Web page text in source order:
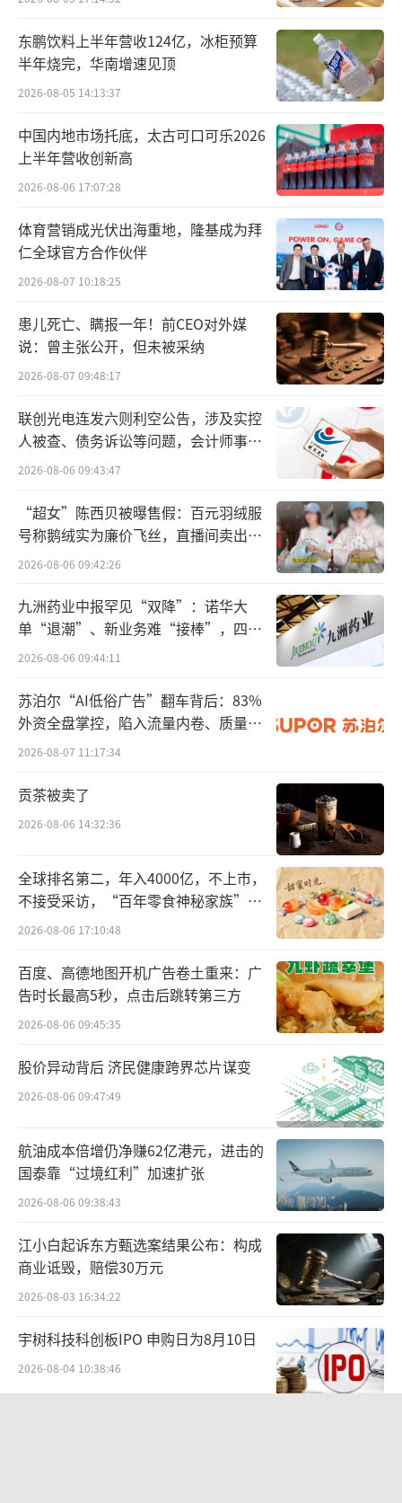
同日，天津市也发布优化房地产调控政策
通知，依据新政，天津户籍居民在天津市内六
区购买单套120平方米以上新建商品住房的，不
再核验购房资格。此外，通知还明确了京津冀
购房同权，即北京市、河北省户籍居民和在北
京市、河北省就业人员在津购买住房的，享受
5月3日，上海市房地产行业协会、上海市
房地产经纪行业协会联合倡议在本市发起商品
住房“以旧换新”活动，将通过“以旧换
新”新模式，为居民置换住房提供更多服务，
支持居民合理的梯度置业需求。
随后，一日两热点城市松绑购房政策引发
热议。
5月6日，武汉发布通知指出，在武汉市仅
有一套住房且正挂牌出售的家庭，办理新购一
套个人商业性住房贷款时认定为首套住房。这
是继广州后的第二个城市，将家庭首套住房贷
款套数认定标准挂钩挂牌出售。
同日稍晚，深圳市发布优化房地产政策通
知，对该市非独生子女户籍居民家庭分区松绑
住房限购政策。同时，非该市户籍居民家庭及
成年单身人士（含离异）购房的个人所得税、
社会保险的缴交年限也分区放开。
5月9日，杭州全面取消住房限购，在本市
范围内购买住房，不再审核购房资格；西安全
面取消住房限购措施，居民家庭在全市范围内
购买新建商品住房、二手住房不再审核购房资
格。
除此之外，此前有长沙、南京、成都、青
岛、郑州、惠州对房地产政策进行优化调整，
以及合肥也于5月10日宣布将进一步优化该方面
的措施。
松绑背后
通过梳理得知，众多城市进行的限购政策
调整几乎围绕“去库存”“旧换新”“旧转
保”这几个词。
4月30日，中央政治局会议召开并提出，要
结合房地产市场供求关系新变化、人民群众对
优质住房的新期待，统筹研究消化存量房产和
优化增量住房的政策措施，抓紧构建房地产发
展新模式，促进房地产高质量发展。其中，会
议首次提出“统筹研究消化存量房产和优化增
东鹏饮料上半年营收124亿，冰柜预算
半年烧完，华南增速见顶
2026-08-05 14:13:37
中国内地市场托底，太古可口可乐2026
上半年营收创新高
2026-08-06 17:07:28
体育营销成光伏出海重地，隆基成为拜
仁全球官方合作伙伴
2026-08-07 10:18:25
患儿死亡、瞒报一年！前CEO对外媒
说：曾主张公开，但未被采纳
2026-08-07 09:48:17
联创光电连发六则利空公告，涉及实控
人被查、债务诉讼等问题，会计师事务
所曾出具“保留意见”
2026-08-06 09:43:47
“超女”陈西贝被曝售假：百元羽绒服
号称鹅绒实为廉价飞丝，直播间卖出超
百万元
2026-08-06 09:42:26
九洲药业中报罕见“双降”：诺华大
单“退潮”、新业务难“接棒”，四大
难关待闯
2026-08-06 09:44:11
苏泊尔“AI低俗广告”翻车背后：83%
外资全盘掌控，陷入流量内卷、质量频
发的负循环
2026-08-07 11:17:34
贡茶被卖了
2026-08-06 14:32:36
全球排名第二，年入4000亿，不上市，
不接受采访，“百年零食神秘家族”浮
出水面？
2026-08-06 17:10:48
百度、高德地图开机广告卷土重来：广
告时长最高5秒，点击后跳转第三方
2026-08-06 09:45:35
股价异动背后 济民健康跨界芯片谋变
2026-08-06 09:47:49
航油成本倍增仍净赚62亿港元，进击的
国泰靠“过境红利”加速扩张
2026-08-06 09:38:43
江小白起诉东方甄选案结果公布：构成
商业诋毁，赔偿30万元
2026-08-03 16:34:22
宇树科技科创板IPO 申购日为8月10日
2026-08-04 10:38:46